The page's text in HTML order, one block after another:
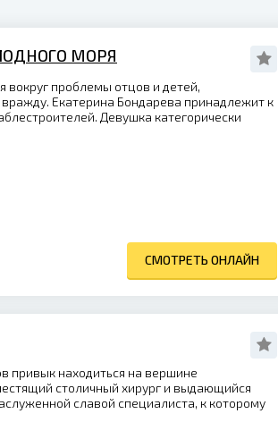
МОРЯ
вокруг проблемы отцов и детей,
Екатерина Бондарева принадлежит к
Девушка категорически
СМОТРЕТЬ ОНЛАЙН
привык находиться на вершине
столичный хирург и выдающийся
славой специалиста, к которому